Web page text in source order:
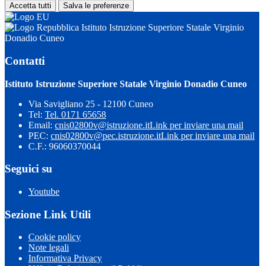
Accetta tutti Salva le preferenze
Istituto Istruzione Superiore Statale Virginio
Donadio Cuneo
Contatti
Istituto Istruzione Superiore Statale Virginio Donadio Cuneo
Via Savigliano 25 - 12100 Cuneo
Tel: Tel. 0171 65658
Email: cnis02800v@istruzione.itLink per inviare una mail
PEC: cnis02800v@pec.istruzione.itLink per inviare una mail
C.F.: 96060370044
Seguici su
Youtube
Sezione Link Utili
Cookie policy
Note legali
Informativa Privacy